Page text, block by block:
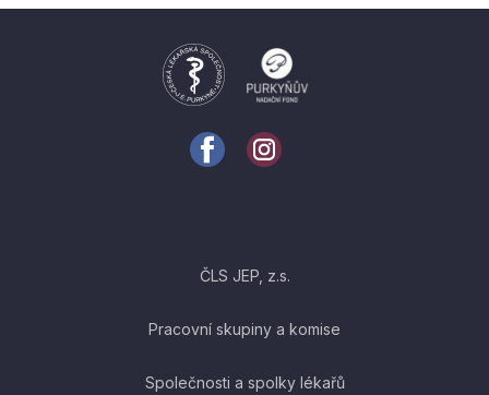
ČLS JEP, z.s.
Pracovní skupiny a komise
Společnosti a spolky lékařů